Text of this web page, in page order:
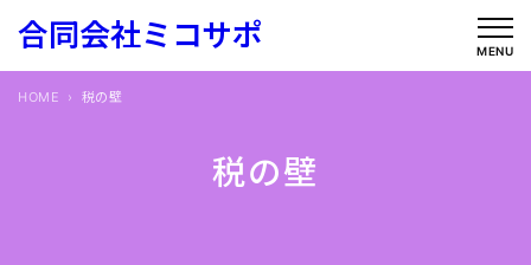
を
合同会社ミコサポ MENU
税の壁
HOME 税の壁